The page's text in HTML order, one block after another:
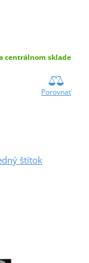
centrálnom sklade
Porovnať
štítok